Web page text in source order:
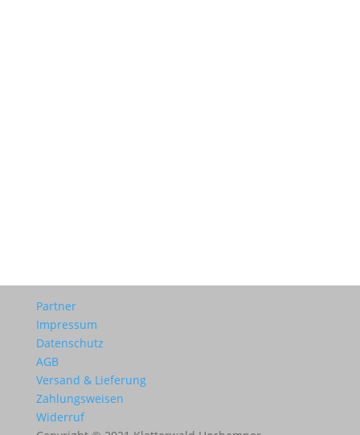
Partner
Impressum
Datenschutz
AGB
Versand & Lieferung
Zahlungsweisen
Widerruf